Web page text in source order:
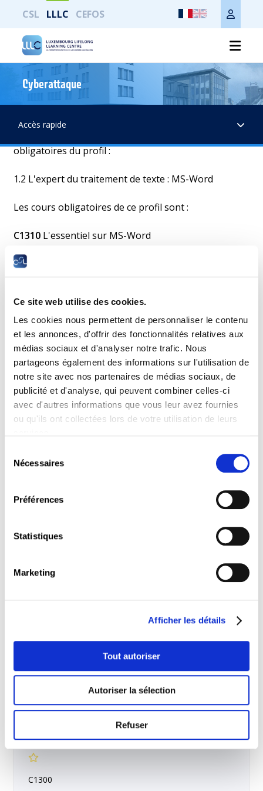
Ce site web utilise des cookies.
Les cookies nous permettent de personnaliser le contenu
et les annonces, d'offrir des fonctionnalités relatives aux
médias sociaux et d'analyser notre trafic. Nous
partageons également des informations sur l'utilisation de
notre site avec nos partenaires de médias sociaux, de
publicité et d'analyse, qui peuvent combiner celles-ci
avec d'autres informations que vous leur avez fournies
ou qu'ils ont collectées lors de votre utilisation de leurs
Nécessaires
Préférences
Statistiques
Marketing
Afficher les détails
Tout autoriser
Autoriser la sélection
Refuser
CSL LLLC CEFOS
Cyberattaque
Accès rapide
L'expert du traitement de texte : MS-Word
Il estrecommandéaux débutants en bureautique de
suivre le module : C1300 « Les fondamentaux de la
obligatoires du profil :
1.2 L'expert du traitement de texte : MS-Word
Les cours obligatoires de ce profil sont :
C1310 L'essentiel sur MS-Word
C1312
traitement de texte : MS-Word »
les 3 modules obligatoires du profil, ainsi que 2 autres
modules au choix du candidat.
Les participants doivent pouvoir disposer d'un ordinateur
pour s'entraîner.
Modules de cours obligatoires
Les fonctionnalités avancées de MS-Word
C1312
L’essentiel sur MS-Word
Modules de cours recommandés
C1300